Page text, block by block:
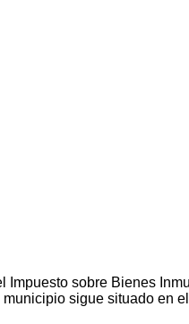
Impuesto sobre Bienes
sigue situado en